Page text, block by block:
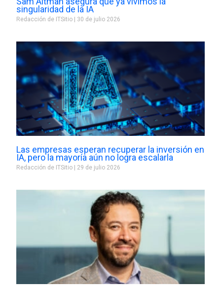
singularidad de la IA
Redacción de ITSitio 30 de julio 2026
Las empresas esperan recuperar la inversión en
IA, pero la mayoría aún no logra escalarla
Redacción de ITSitio 29 de julio 2026